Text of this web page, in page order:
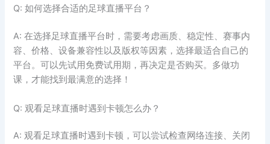
Q: 如何选择合适的足球直播平台？
A: 在选择足球直播平台时，需要考虑画质、稳定性、赛事内
容、价格、设备兼容性以及版权等因素，选择最适合自己的
平台。可以先试用免费试用期，再决定是否购买。多做功
课，才能找到最满意的选择！
Q: 观看足球直播时遇到卡顿怎么办？
A: 观看足球直播时遇到卡顿，可以尝试检查网络连接、关闭